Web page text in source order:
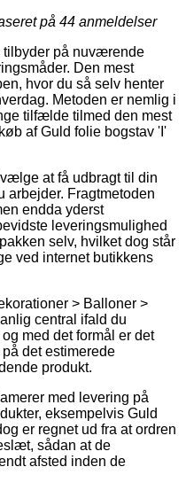
på 44 anmeldelser
tilbyder på nuværende
Den mest
hvor du så selv henter
Metoden er nemlig i
tilfælde tilmed den mest
af Guld folie bogstav 'I'
at få udbragt til din
arbejder. Fragtmetoden
endda yderst
leveringsmulighed
selv, hvilket dog står
ved internet butikkens
> Balloner >
central ifald du
med det formål er det
det estimerede
produkt.
med levering på
eksempelvis Guld
er regnet ud fra at ordren
sådan at de
afsted inden de